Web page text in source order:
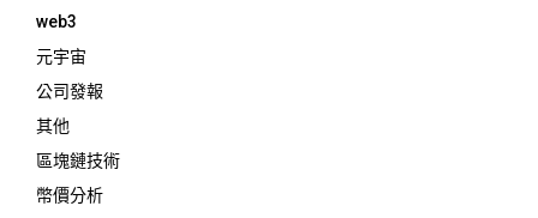
web3
元宇宙
公司發報
其他
區塊鏈技術
幣價分析